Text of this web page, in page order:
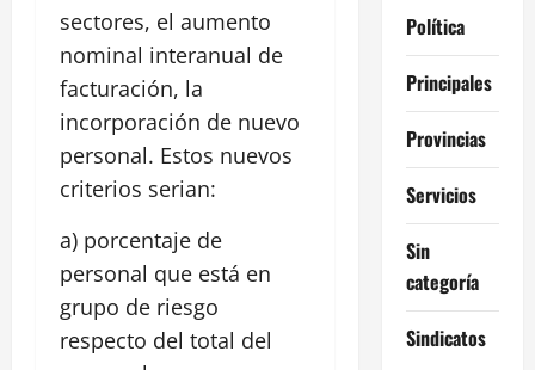
sectores, el aumento
nominal interanual de
facturación, la
incorporación de nuevo
personal. Estos nuevos
criterios serian:
a) porcentaje de
personal que está en
grupo de riesgo
respecto del total del
Política
Principales
Provincias
Servicios
Sin
categoría
Sindicatos